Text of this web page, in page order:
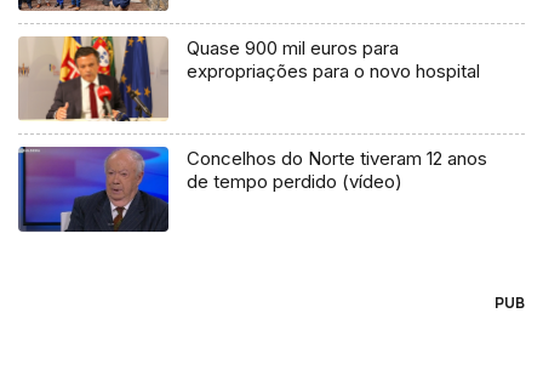
Quase 900 mil euros para
expropriações para o novo hospital
Concelhos do Norte tiveram 12 anos
de tempo perdido (vídeo)
PUB